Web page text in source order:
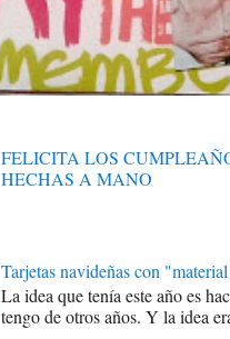
FELICITA LOS
HECHAS A MANO
Tarjetas navideñas con
La idea que tenía este año es
tengo de otros años. Y la idea